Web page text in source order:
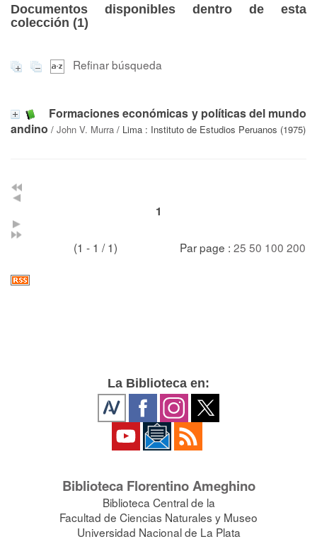
Documentos disponibles dentro de esta
colección (1)
Refinar búsqueda
Formaciones económicas y políticas del mundo
andino / John V. Murra / Lima : Instituto de Estudios Peruanos (1975)
1
(1 - 1 / 1) Par page : 25 50 100 200
La Biblioteca en:
Biblioteca Florentino Ameghino
Biblioteca Central de la
Facultad de Ciencias Naturales y Museo
Universidad Nacional de La Plata